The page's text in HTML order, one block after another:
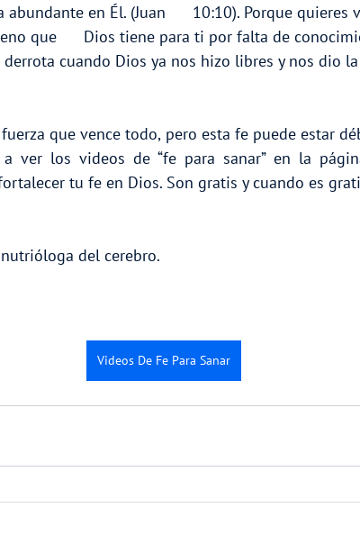
abundante en Él. (Juan      10:10). Porque
que      Dios tiene para ti por falta de
cuando Dios ya nos hizo libres y nos dio
que vence todo, pero esta fe puede estar
a ver los videos de “fe para sanar” en la
tu fe en Dios. Son gratis y cuando es
del cerebro.
Videos De Fe Para Sanar